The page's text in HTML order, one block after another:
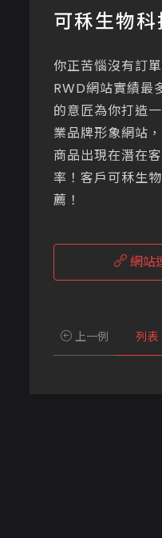
可秝生物科
你正苦惱沒有訂
RWD網站實績最
的意匠為你打造
業品牌形象網站
商品出現在潛在
率！客戶可秝生
薦！
網站
上一例 列表